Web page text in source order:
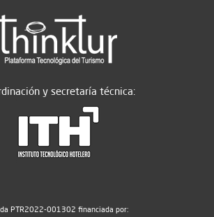
y secretaría técnica:
PTR2022-001302 financiada por: